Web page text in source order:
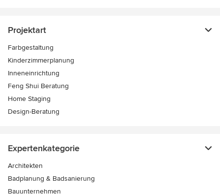
Projektart
Farbgestaltung
Kinderzimmerplanung
Inneneinrichtung
Feng Shui Beratung
Home Staging
Design-Beratung
Expertenkategorie
Architekten
Badplanung & Badsanierung
Bauunternehmen